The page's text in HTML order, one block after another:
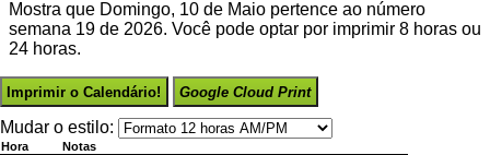
Mostra que Domingo, 10 de Maio pertence ao número
semana 19 de 2026. Você pode optar por imprimir 8 horas ou
24 horas.
Imprimir o Calendário! Google Cloud Print
Mudar o estilo:
Hora Notas